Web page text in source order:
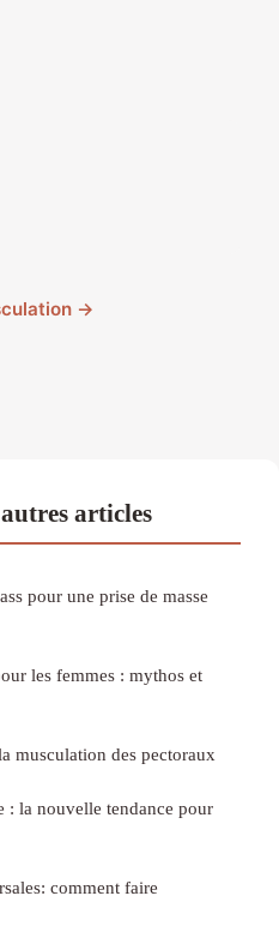
→
articles
pour une prise de masse
les femmes : mythos et
musculation des pectoraux
: la nouvelle tendance pour
comment faire